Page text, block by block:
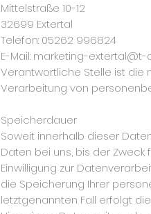
Mittelstraße 10-12
32699 Extertal
Telefon: 05262 996824
E-Mail: marketing-extertal@t-
Verantwortliche Stelle ist die
Verarbeitung von
Speicherdauer
Soweit innerhalb dieser
Daten bei uns, bis der
Einwilligung zur
die Speicherung Ihrer
letztgenannten Fall erfolgt